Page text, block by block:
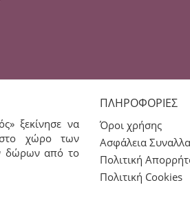
ξεκίνησε να
στο χώρο των
δώρων από το
ΠΛΗΡΟΦΟΡΊΕΣ
Όροι χρήσης
Ασφάλεια
Πολιτική
Πολιτική Cookies